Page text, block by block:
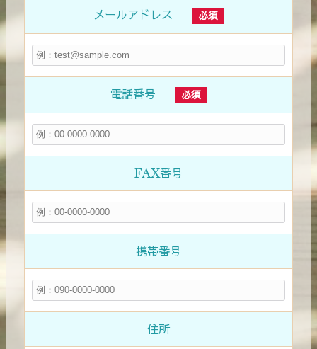
メールアドレス 必須
電話番号 必須
FAX番号
携帯番号
住所